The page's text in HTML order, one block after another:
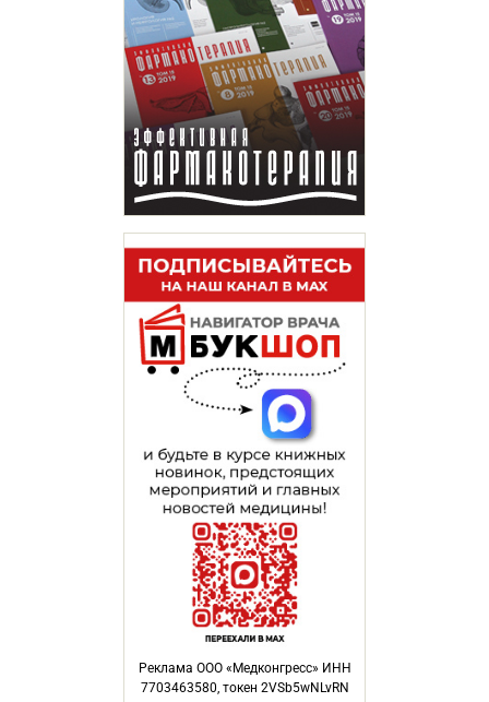
Реклама ООО «Медконгресс» ИНН
7703463580, токен 2VSb5wNLvRN